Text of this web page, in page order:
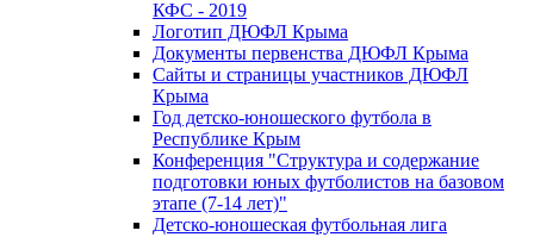
КФС - 2019
Логотип ДЮФЛ Крыма
Документы первенства ДЮФЛ Крыма
Сайты и страницы участников ДЮФЛ
Крыма
Год детско-юношеского футбола в
Республике Крым
Конференция "Структура и содержание
подготовки юных футболистов на базовом
этапе (7-14 лет)"
Детско-юношеская футбольная лига